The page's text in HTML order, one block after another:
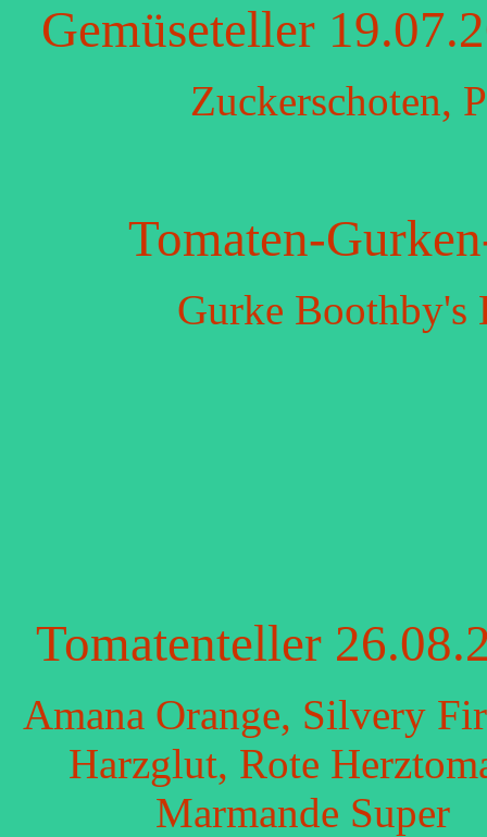
Gemüseteller
Zuckerschoten,
Tomaten-
Gurke Boothby's
Tomatenteller
Amana Orange, Silvery
Harzglut, Rote
Marmande Super